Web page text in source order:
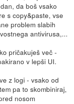
da boš vsako
s copy&paste, vse
problem slabih
antivirusa,...
pričakuješ več -
v lepši UI.
z logi - vsako od
pa to skombiniraj,
nosom